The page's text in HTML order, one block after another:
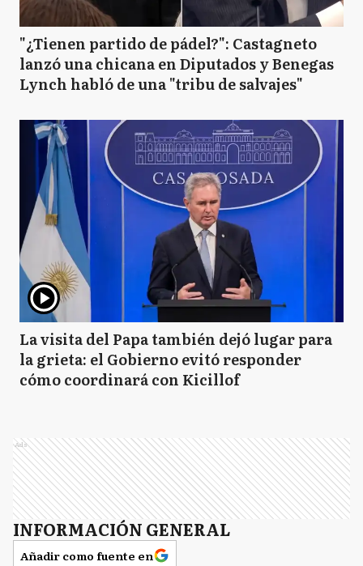
"¿Tienen partido de pádel?": Castagneto
lanzó una chicana en Diputados y Benegas
Lynch habló de una "tribu de salvajes"
La visita del Papa también dejó lugar para
la grieta: el Gobierno evitó responder
cómo coordinará con Kicillof
Ads
INFORMACIÓN GENERAL
Añadir como fuente en